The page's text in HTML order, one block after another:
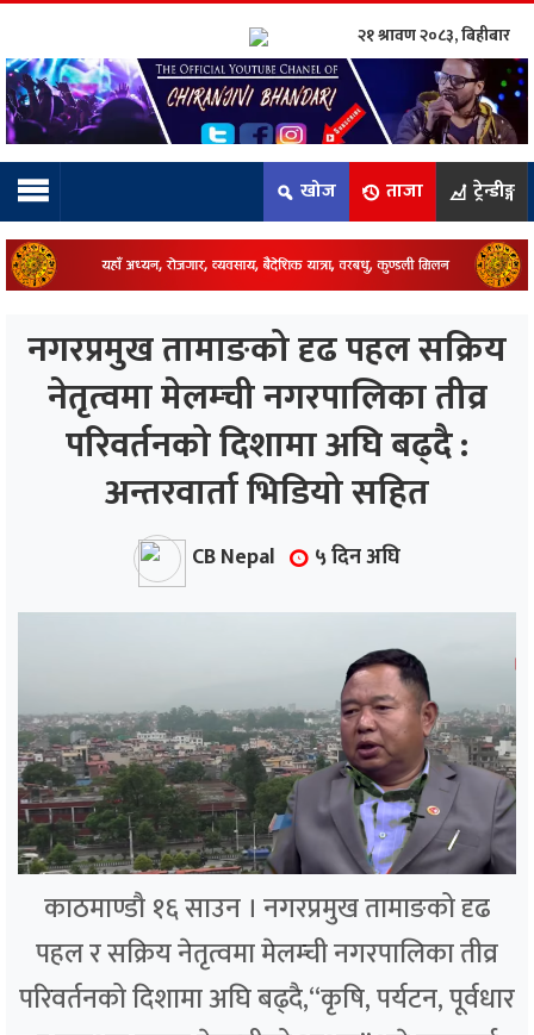
टिम:
२१ श्रावण २०८३, बिहीबार
खोज ताजा ट्रेन्डीङ्ग
नगरप्रमुख तामाङको दृढ पहल सक्रिय
नेतृत्वमा मेलम्ची नगरपालिका तीव्र
परिवर्तनको दिशामा अघि बढ्दै :
अन्तरवार्ता भिडियो सहित
CB Nepal ५ दिन अघि
काठमाण्डौ १६ साउन । नगरप्रमुख तामाङको दृढ
पहल र सक्रिय नेतृत्वमा मेलम्ची नगरपालिका तीव्र
परिवर्तनको दिशामा अघि बढ्दै,“कृषि, पर्यटन, पूर्वधार